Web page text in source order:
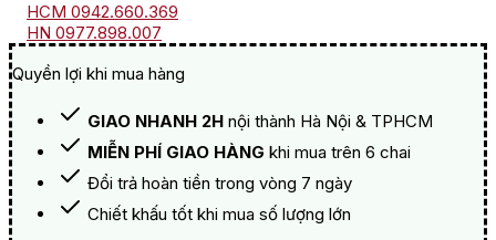
HCM 0942.660.369
HN 0977.898.007
Quyền lợi khi mua hàng
GIAO NHANH 2H nội thành Hà Nội & TPHCM
MIỄN PHÍ GIAO HÀNG khi mua trên 6 chai
Đổi trả hoàn tiền trong vòng 7 ngày
Chiết khấu tốt khi mua số lượng lớn